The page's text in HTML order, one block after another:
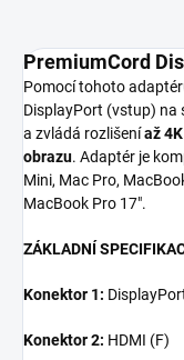
PremiumCord
Pomocí tohoto
DisplayPort (vstup) na
a zvládá rozlišeníaž
obrazu. Adaptér je
Mini, Mac Pro,
MacBook Pro 17".
ZÁKLADNÍ
Konektor 1:
Konektor 2: HDMI (F)